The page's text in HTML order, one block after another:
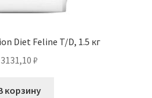
Diet Feline T/D, 1.5 кг
3131,10 ₽
корзину